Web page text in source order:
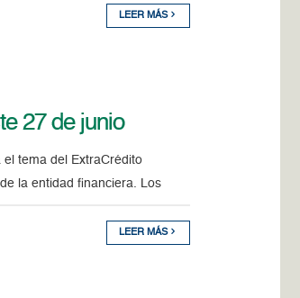
LEER MÁS
27 de junio
tema del ExtraCrédito
la entidad financiera. Los
LEER MÁS